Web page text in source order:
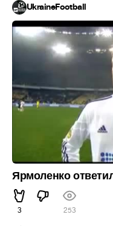
UkraineFootball
Ярмоленко
3 253